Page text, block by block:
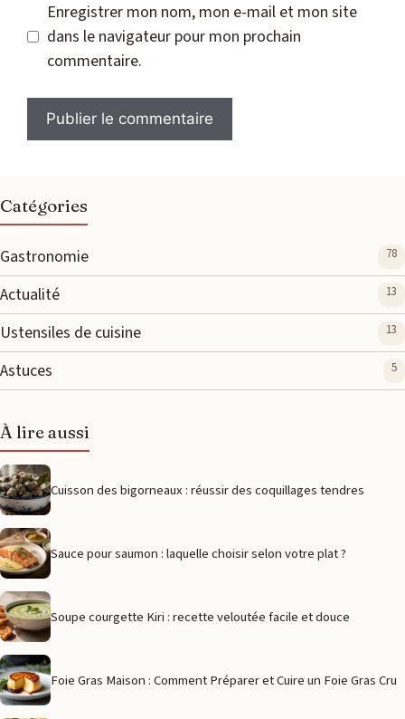
Enregistrer mon nom, mon e-mail et mon site
dans le navigateur pour mon prochain
commentaire.
Catégories
Gastronomie 78
Actualité 13
Ustensiles de cuisine 13
Astuces 5
À lire aussi
Cuisson des bigorneaux : réussir des coquillages tendres
Sauce pour saumon : laquelle choisir selon votre plat ?
Soupe courgette Kiri : recette veloutée facile et douce
Foie Gras Maison : Comment Préparer et Cuire un Foie Gras Cru